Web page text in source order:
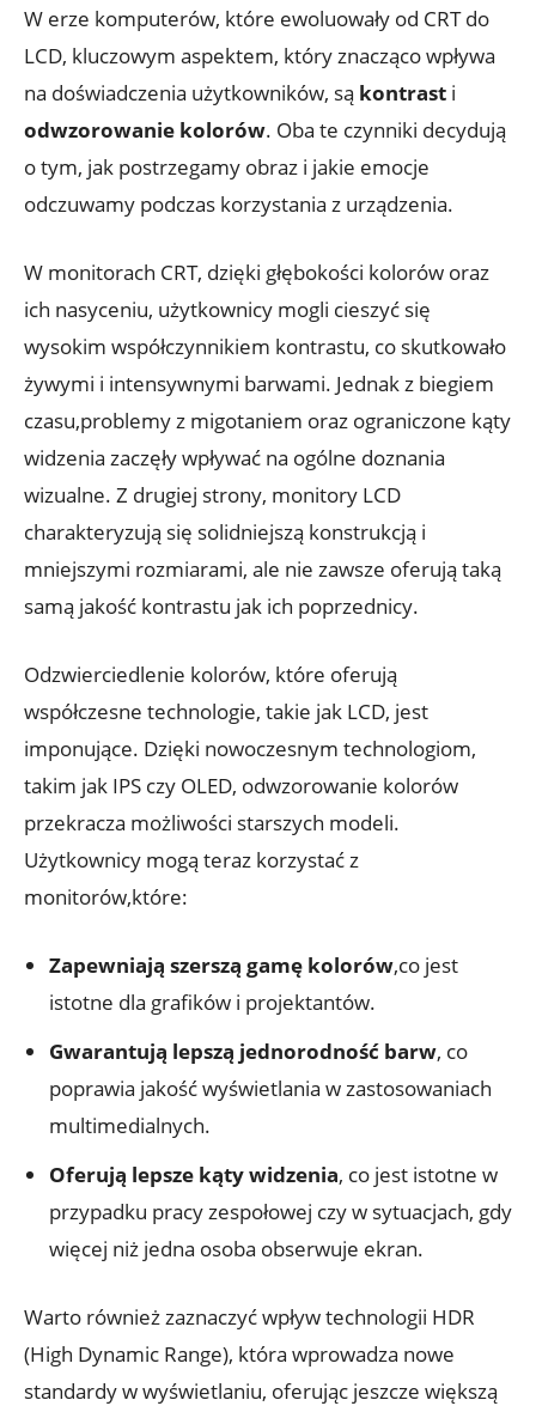
W erze komputerów, które ewoluowały od CRT do
LCD, kluczowym aspektem, który znacząco wpływa
na doświadczenia użytkowników, są kontrast i
odwzorowanie kolorów. Oba te czynniki decydują
o tym, jak postrzegamy obraz i jakie emocje
odczuwamy podczas korzystania z urządzenia.
W monitorach CRT, dzięki głębokości kolorów oraz
ich nasyceniu, użytkownicy mogli cieszyć się
wysokim współczynnikiem kontrastu, co skutkowało
żywymi i intensywnymi barwami. Jednak z biegiem
czasu,problemy z migotaniem oraz ograniczone kąty
widzenia zaczęły wpływać na ogólne doznania
wizualne. Z drugiej strony, monitory LCD
charakteryzują się solidniejszą konstrukcją i
mniejszymi rozmiarami, ale nie zawsze oferują taką
samą jakość kontrastu jak ich poprzednicy.
Odzwierciedlenie kolorów, które oferują
współczesne technologie, takie jak LCD, jest
imponujące. Dzięki nowoczesnym technologiom,
takim jak IPS czy OLED, odwzorowanie kolorów
przekracza możliwości starszych modeli.
Użytkownicy mogą teraz korzystać z
monitorów,które:
Zapewniają szerszą gamę kolorów,co jest
istotne dla grafików i projektantów.
Gwarantują lepszą jednorodność barw, co
poprawia jakość wyświetlania w zastosowaniach
multimedialnych.
Oferują lepsze kąty widzenia, co jest istotne w
przypadku pracy zespołowej czy w sytuacjach, gdy
więcej niż jedna osoba obserwuje ekran.
Warto również zaznaczyć wpływ technologii HDR
(High Dynamic Range), która wprowadza nowe
standardy w wyświetlaniu, oferując jeszcze większą